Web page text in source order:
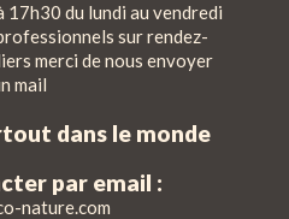
17h30 du lundi au vendredi
sur rendez-
merci de nous envoyer
mail
dans le monde
par email :
nature.com